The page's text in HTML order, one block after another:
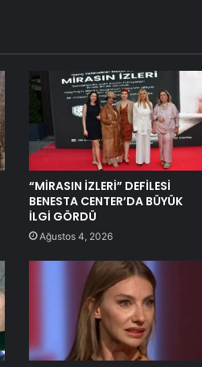
“MİRASIN İZLERİ” DEFİLESİ
BENESTA CENTER’DA BÜYÜK
İLGİ GÖRDÜ
Ağustos 4, 2026